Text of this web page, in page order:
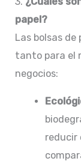
papel?
Las bolsas
tanto para el
negocios:
reducir